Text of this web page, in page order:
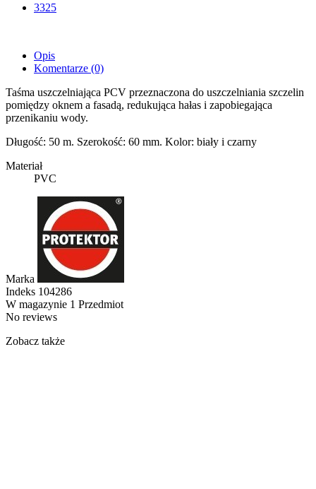
3325
Opis
Komentarze (0)
Taśma uszczelniająca PCV przeznaczona do uszczelniania szczelin
pomiędzy oknem a fasadą, redukująca hałas i zapobiegająca
przenikaniu wody.
Długość: 50 m. Szerokość: 60 mm. Kolor: biały i czarny
Materiał
PVC
Marka
Indeks 104286
W magazynie 1 Przedmiot
No reviews
Zobacz także